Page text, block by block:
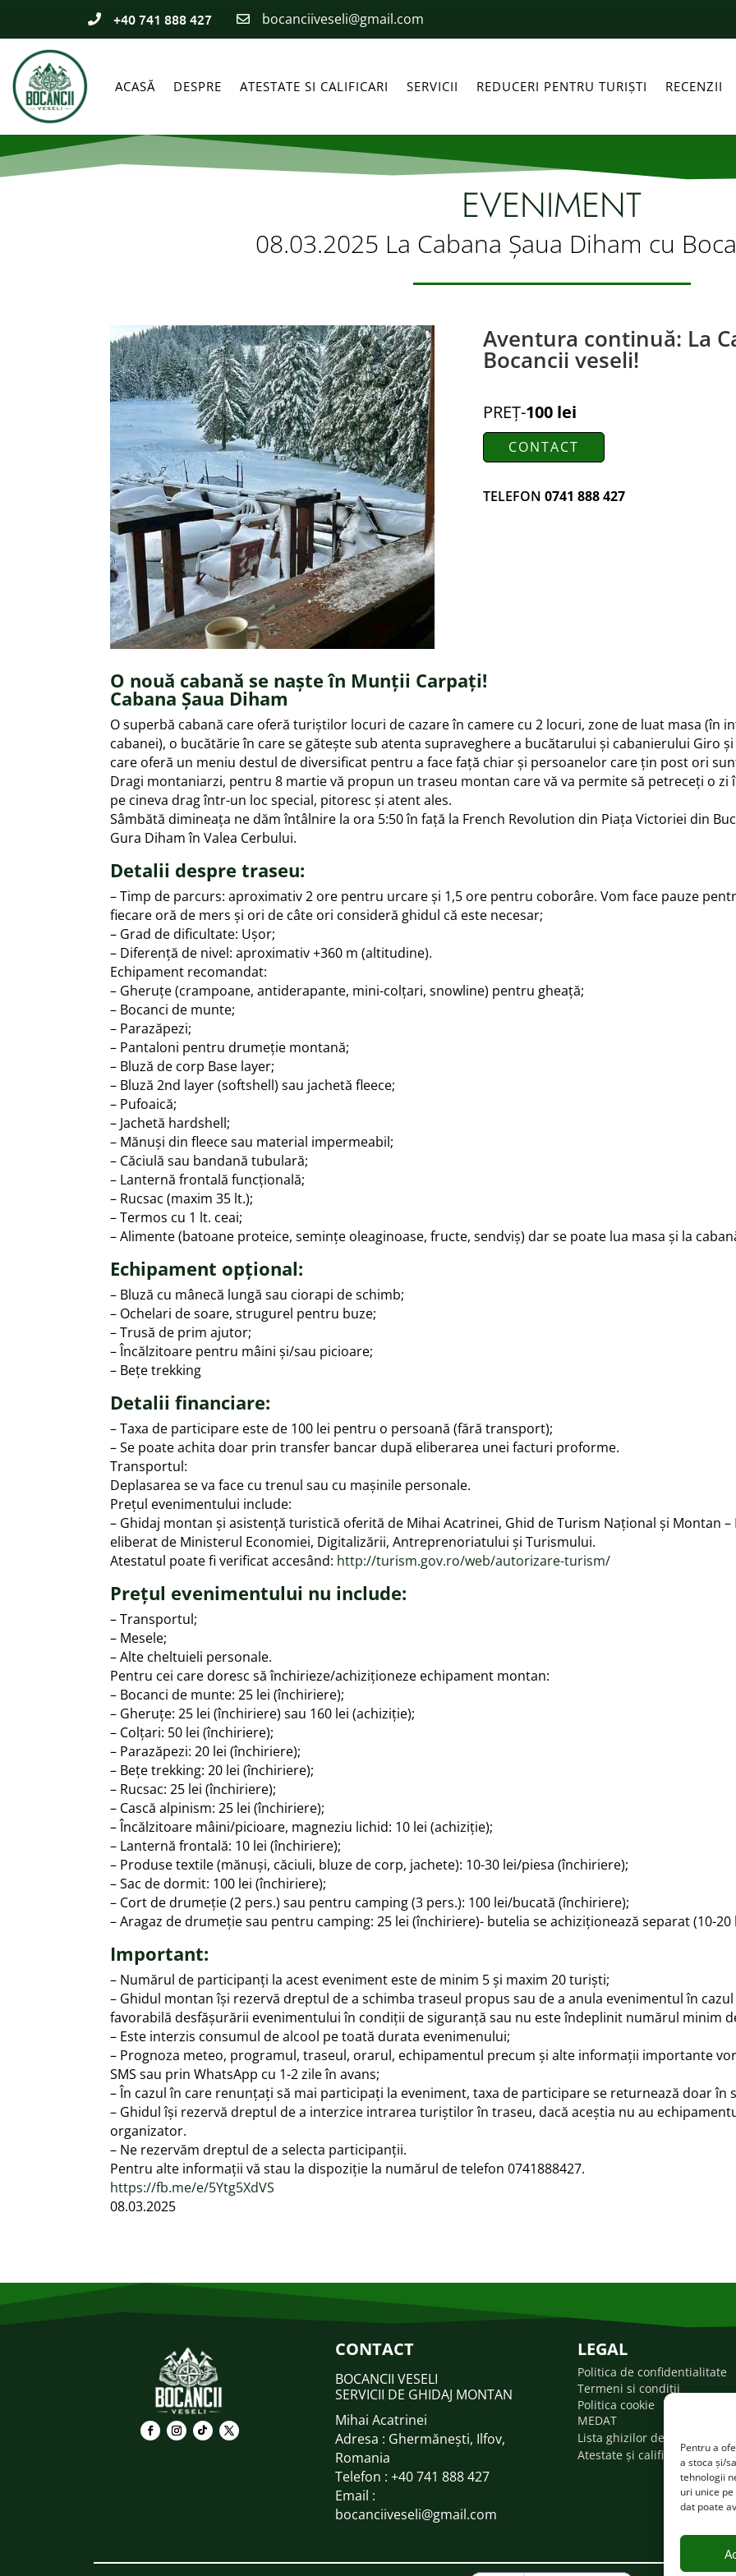
Pentru a
a stoca și/
tehnologii
uri unice
dat poate
 +40 741 888 427  bocanciiveseli@gmail.com
ACASĂ DESPRE ATESTATE SI CALIFICARI SERVICII REDUCERI PENTRU TURIȘTI RECENZII
EVENIMENT
08.03.2025 La Cabana Șaua Diham cu
Aventura continuă: La
Bocancii veseli!
PREȚ-100 lei
CONTACT
TELEFON0741 888 427
O nouă cabană se naște în Munții Carpați!
Cabana Șaua Diham
O superbă cabană care oferă turiștilor locuri de cazare în camere cu 2 locuri, zone de luat masa (în
cabanei), o bucătărie în care se gătește sub atenta supraveghere a bucătarului și cabanierului Giro
care oferă un meniu destul de diversificat pentru a face față chiar și persoanelor care țin post ori
Dragi montaniarzi, pentru 8 martie vă propun un traseu montan care vă va permite să petreceți o
pe cineva drag într-un loc special, pitoresc și atent ales.
Sâmbătă dimineața ne dăm întâlnire la ora 5:50 în față la French Revolution din Piața Victoriei din
Gura Diham în Valea Cerbului.
Detalii despre traseu:
– Timp de parcurs: aproximativ 2 ore pentru urcare și 1,5 ore pentru coborâre. Vom face pauze
fiecare oră de mers și ori de câte ori consideră ghidul că este necesar;
– Grad de dificultate: Ușor;
– Diferență de nivel: aproximativ +360 m (altitudine).
Echipament recomandat:
– Gheruțe (crampoane, antiderapante, mini-colțari, snowline) pentru gheață;
– Bocanci de munte;
– Parazăpezi;
– Pantaloni pentru drumeție montană;
– Bluză de corp Base layer;
– Bluză 2nd layer (softshell) sau jachetă fleece;
– Pufoaică;
– Jachetă hardshell;
– Mănuși din fleece sau material impermeabil;
– Căciulă sau bandană tubulară;
– Lanternă frontală funcțională;
– Rucsac (maxim 35 lt.);
– Termos cu 1 lt. ceai;
– Alimente (batoane proteice, semințe oleaginoase, fructe, sendviș) dar se poate lua masa și la
Echipament opțional:
– Bluză cu mânecă lungă sau ciorapi de schimb;
– Ochelari de soare, strugurel pentru buze;
– Trusă de prim ajutor;
– Încălzitoare pentru mâini și/sau picioare;
– Bețe trekking
Detalii financiare:
– Taxa de participare este de 100 lei pentru o persoană (fără transport);
– Se poate achita doar prin transfer bancar după eliberarea unei facturi proforme.
Transportul:
Deplasarea se va face cu trenul sau cu mașinile personale.
Prețul evenimentului include:
– Ghidaj montan și asistență turistică oferită de Mihai Acatrinei, Ghid de Turism Național și Montan
eliberat de Ministerul Economiei, Digitalizării, Antreprenoriatului și Turismului.
Atestatul poate fi verificat accesând: http://turism.gov.ro/web/autorizare-turism/
Prețul evenimentului nu include:
– Transportul;
– Mesele;
– Alte cheltuieli personale.
Pentru cei care doresc să închirieze/achiziționeze echipament montan:
– Bocanci de munte: 25 lei (închiriere);
– Gheruțe: 25 lei (închiriere) sau 160 lei (achiziție);
– Colțari: 50 lei (închiriere);
– Parazăpezi: 20 lei (închiriere);
– Bețe trekking: 20 lei (închiriere);
– Rucsac: 25 lei (închiriere);
– Cască alpinism: 25 lei (închiriere);
– Încălzitoare mâini/picioare, magneziu lichid: 10 lei (achiziție);
– Lanternă frontală: 10 lei (închiriere);
– Produse textile (mănuși, căciuli, bluze de corp, jachete): 10-30 lei/piesa (închiriere);
– Sac de dormit: 100 lei (închiriere);
– Cort de drumeție (2 pers.) sau pentru camping (3 pers.): 100 lei/bucată (închiriere);
– Aragaz de drumeție sau pentru camping: 25 lei (închiriere)- butelia se achiziționează separat (10-20
Important:
– Numărul de participanți la acest eveniment este de minim 5 și maxim 20 turiști;
– Ghidul montan își rezervă dreptul de a schimba traseul propus sau de a anula evenimentul în
favorabilă desfășurării evenimentului în condiții de siguranță sau nu este îndeplinit numărul minim
– Este interzis consumul de alcool pe toată durata evenimenului;
– Prognoza meteo, programul, traseul, orarul, echipamentul precum și alte informații importante
SMS sau prin WhatsApp cu 1-2 zile în avans;
– În cazul în care renunțați să mai participați la eveniment, taxa de participare se returnează doar
– Ghidul își rezervă dreptul de a interzice intrarea turiștilor în traseu, dacă aceștia nu au
organizator.
– Ne rezervăm dreptul de a selecta participanții.
Pentru alte informații vă stau la dispoziție la numărul de telefon 0741888427.
https://fb.me/e/5Ytg5XdVS
08.03.2025
CONTACT
BOCANCII VESELI
SERVICII DE GHIDAJ MONTAN
Mihai Acatrinei
Adresa : Ghermănești, Ilfov,
Romania
Telefon : +40741 888 427
Email :
bocanciiveseli@gmail.com
LEGAL
Politica de confidentialitate
Termeni si conditii
Politica cookie
MEDAT
Lista ghizilor de turism
Atestate și calificări